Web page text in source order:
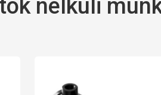
nélküli